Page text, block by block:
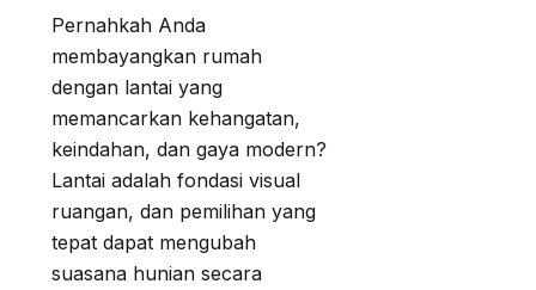
Pernahkah Anda
membayangkan rumah
dengan lantai yang
memancarkan kehangatan,
keindahan, dan gaya modern?
Lantai adalah fondasi visual
ruangan, dan pemilihan yang
tepat dapat mengubah
suasana hunian secara